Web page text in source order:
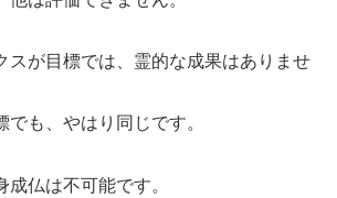
が目標では、霊的な成果はありませ
も、やはり同じです。
仏は不可能です。